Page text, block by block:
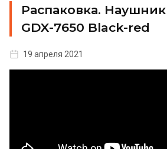
Распаковка.
GDX-7650 Black-red
19 апреля 2021